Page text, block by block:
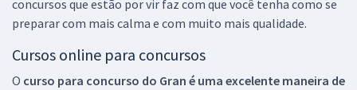
concursos que estão por vir faz com que você tenha como se
preparar com mais calma e com muito mais qualidade.
Cursos online para concursos
O curso para concurso do Gran é uma excelente maneira de